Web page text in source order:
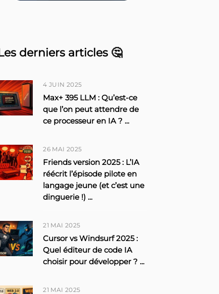
derniers articles 🤔
4 JUIN 2025
Max+ 395 LLM : Qu’est-ce
que l’on peut attendre de
ce processeur en IA ? ...
26 MAI 2025
Friends version 2025 : L’IA
réécrit l’épisode pilote en
langage jeune (et c’est une
dinguerie !) ...
21 MAI 2025
Cursor vs Windsurf 2025 :
Quel éditeur de code IA
choisir pour développer ? ...
21 MAI 2025